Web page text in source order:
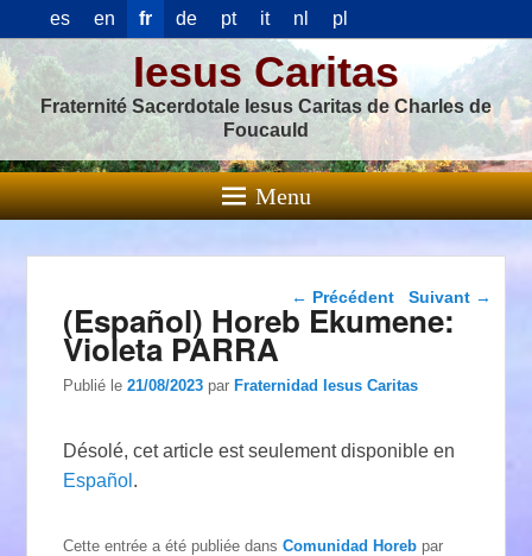
es en fr de pt it nl pl
Iesus Caritas
Fraternité Sacerdotale Iesus Caritas de Charles de
Foucauld
Menu
Navigation dans les
articles
← Précédent Suivant →
(Español) Horeb Ekumene:
Violeta PARRA
Publié le21/08/2023 parFraternidad Iesus Caritas
Désolé, cet article est seulement disponible en
Español .
Cette entrée a été publiée dansComunidad Horeb par